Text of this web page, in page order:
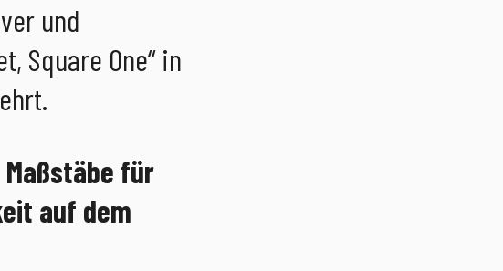
und
Square One“ in
für
auf dem